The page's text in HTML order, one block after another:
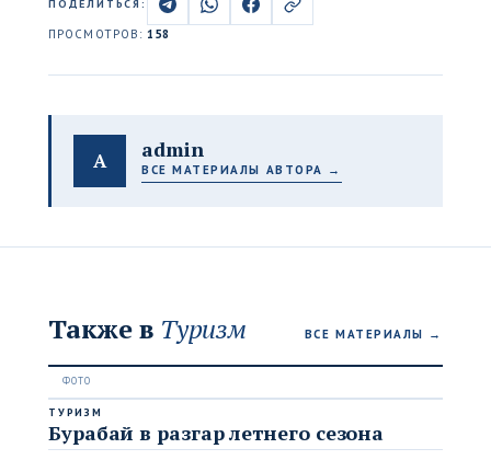
ПОДЕЛИТЬСЯ:
ПРОСМОТРОВ:158
A admin
ВСЕ МАТЕРИАЛЫ АВТОРА →
Также в Туризм ВСЕ МАТЕРИАЛЫ →
ТУРИЗМ
Бурабай в разгар летнего сезона